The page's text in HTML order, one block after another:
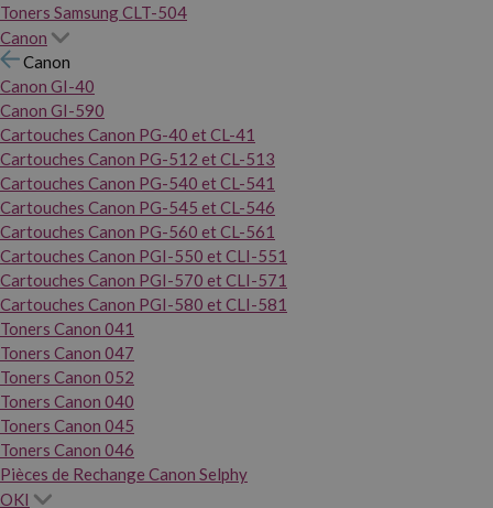
Toners Samsung CLT-504
Canon
Canon
Canon GI-40
Canon GI-590
Cartouches Canon PG-40 et CL-41
Cartouches Canon PG-512 et CL-513
Cartouches Canon PG-540 et CL-541
Cartouches Canon PG-545 et CL-546
Cartouches Canon PG-560 et CL-561
Cartouches Canon PGI-550 et CLI-551
Cartouches Canon PGI-570 et CLI-571
Cartouches Canon PGI-580 et CLI-581
Toners Canon 041
Toners Canon 047
Toners Canon 052
Toners Canon 040
Toners Canon 045
Toners Canon 046
Pièces de Rechange Canon Selphy
OKI